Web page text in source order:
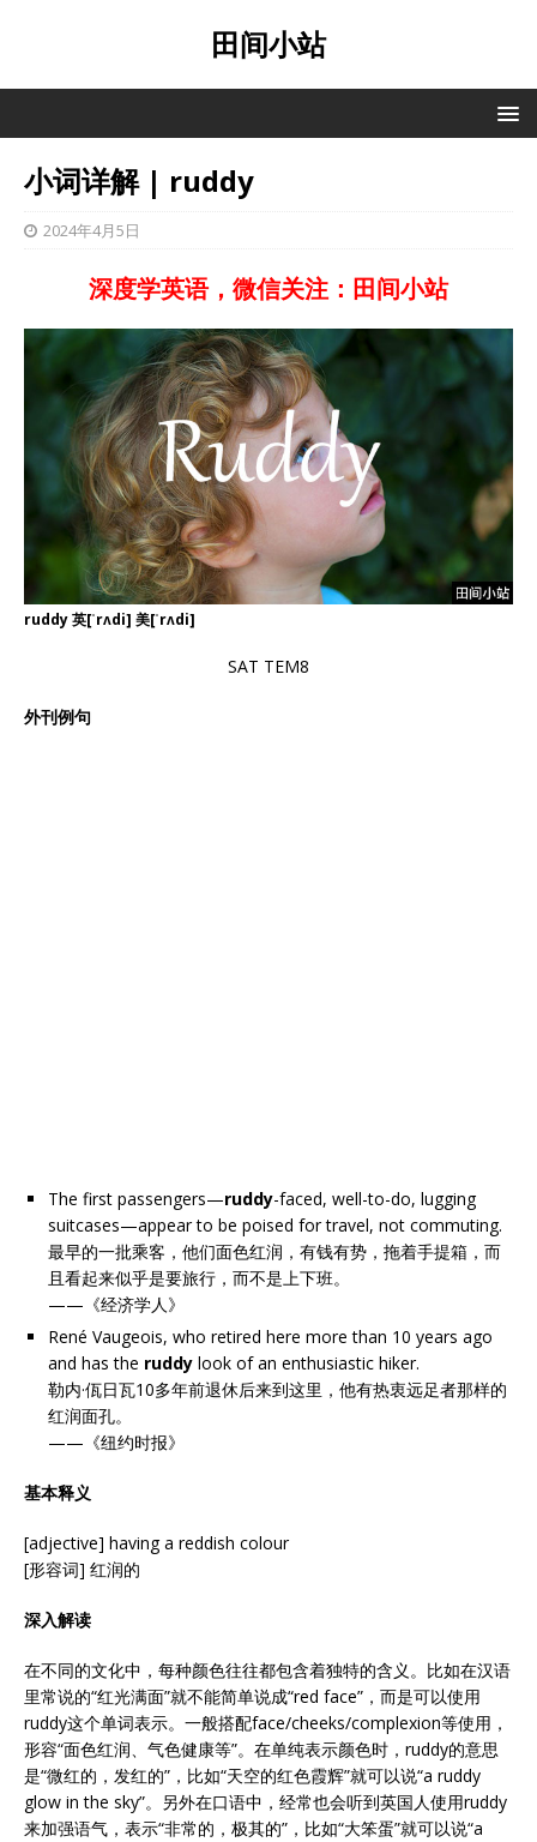
田间小站
小词详解 | ruddy
2024年4月5日
深度学英语，微信关注：田间小站
ruddy 英[ˈrʌdi] 美[ˈrʌdi]
SAT TEM8
外刊例句
The first passengers—ruddy-faced, well-to-do, lugging
suitcases—appear to be poised for travel, not commuting.
最早的一批乘客，他们面色红润，有钱有势，拖着手提箱，而
且看起来似乎是要旅行，而不是上下班。
——《经济学人》
René Vaugeois, who retired here more than 10 years ago
and has the ruddy look of an enthusiastic hiker.
勒内·佤日瓦10多年前退休后来到这里，他有热衷远足者那样的
红润面孔。
——《纽约时报》
基本释义
[adjective] having a reddish colour
[形容词] 红润的
深入解读
在不同的文化中，每种颜色往往都包含着独特的含义。比如在汉语
里常说的“红光满面”就不能简单说成“red face”，而是可以使用
ruddy这个单词表示。一般搭配face/cheeks/complexion等使用，
形容“面色红润、气色健康等”。在单纯表示颜色时，ruddy的意思
是“微红的，发红的”，比如“天空的红色霞辉”就可以说“a ruddy
glow in the sky”。另外在口语中，经常也会听到英国人使用ruddy
来加强语气，表示“非常的，极其的”，比如“大笨蛋”就可以说“a